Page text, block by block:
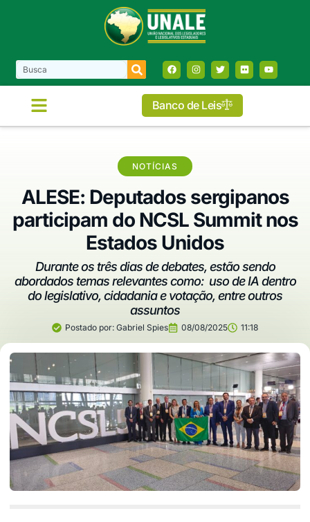
Banco de Leis
NOTÍCIAS
ALESE: Deputados sergipanos
participam do NCSL Summit nos
Estados Unidos
Durante os três dias de debates, estão sendo
abordados temas relevantes como: uso de IA dentro
do legislativo, cidadania e votação, entre outros
assuntos
Postado por: Gabriel Spies 08/08/2025 11:18